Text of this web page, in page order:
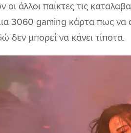
οι άλλοι παίκτες τις
3060 gaming κάρτα πως να
δεν μπορεί να κάνει τίποτα.